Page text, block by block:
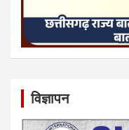
विज्ञापन